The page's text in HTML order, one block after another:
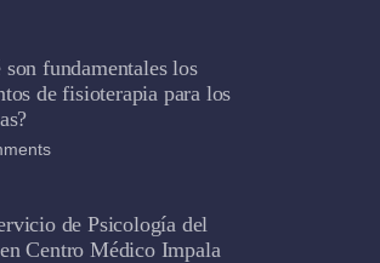
son fundamentales los
de fisioterapia para los
de Psicología del
Centro Médico Impala